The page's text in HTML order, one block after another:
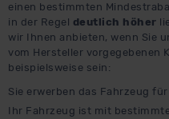
einen bestimmten
in der Regel deutlich höher
wir Ihnen anbieten, wenn Sie
vom Hersteller vorgegebenen
beispielsweise sein:
Sie erwerben das Fahrzeug
Ihr Fahrzeug ist mit